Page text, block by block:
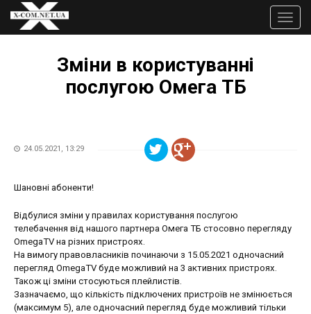
Перейти
основного
Toggle
Зміни в користуванні
послугою Омега ТБ
24.05.2021, 13:29
Шановні абоненти!
Відбулися зміни у правилах користування послугою
телебачення від нашого партнера Омега ТБ стосовно перегляду
OmegaTV на різних пристроях.
На вимогу правовласників починаючи з 15.05.2021 одночасний
перегляд OmegaTV буде можливий на 3 активних пристроях.
Також ці зміни стосуються плейлистів.
Зазначаємо, що кількість підключених пристроїв не змінюється
(максимум 5), але одночасний перегляд буде можливий тільки